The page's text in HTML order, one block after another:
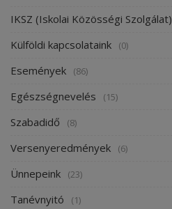
IKSZ (Iskolai Közösségi Szolgálat)
Külföldi kapcsolataink (0)
Események (86)
Egészségnevelés (15)
Szabadidő (8)
Versenyeredmények (6)
Ünnepeink (23)
Tanévnyitó (1)